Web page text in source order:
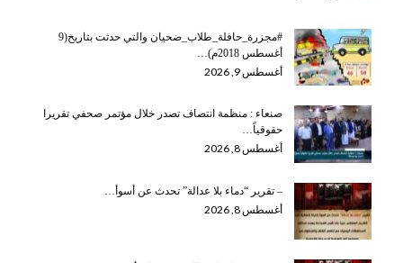
#مجزرة_حافلة_طلاب_ضحيان والتي حدثت بتاريخ(9
أغسطس 2018م)…
أغسطس 9, 2026
صنعاء : منظمة انتصاف تصدر خلال مؤتمر صحفي تقريرا
حقوقياً…
أغسطس 8, 2026
– تقرير “دماء بلا عدالة” تحدث عن أسوأ…
أغسطس 8, 2026